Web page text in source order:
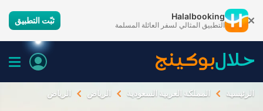
Halalbooking
التطبيق المثالي لسفر العائلة المسلمة ثبّت التطبيق
الرئيسية المملكة العربية السعودية الرياض الرياض